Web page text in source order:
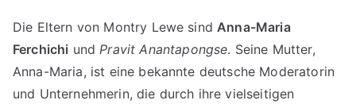
Die Eltern von Montry Lewe sind Anna-Maria
Ferchichi und Pravit Anantapongse. Seine Mutter,
Anna-Maria, ist eine bekannte deutsche Moderatorin
und Unternehmerin, die durch ihre vielseitigen